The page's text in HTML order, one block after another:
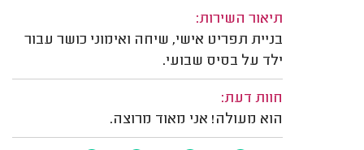
תיאור השירות:
בניית תפריט אישי, שיחה ואימוני כושר עבור
ילד על בסיס שבועי.
חוות דעת:
הוא מעולה! אני מאוד מרוצה.